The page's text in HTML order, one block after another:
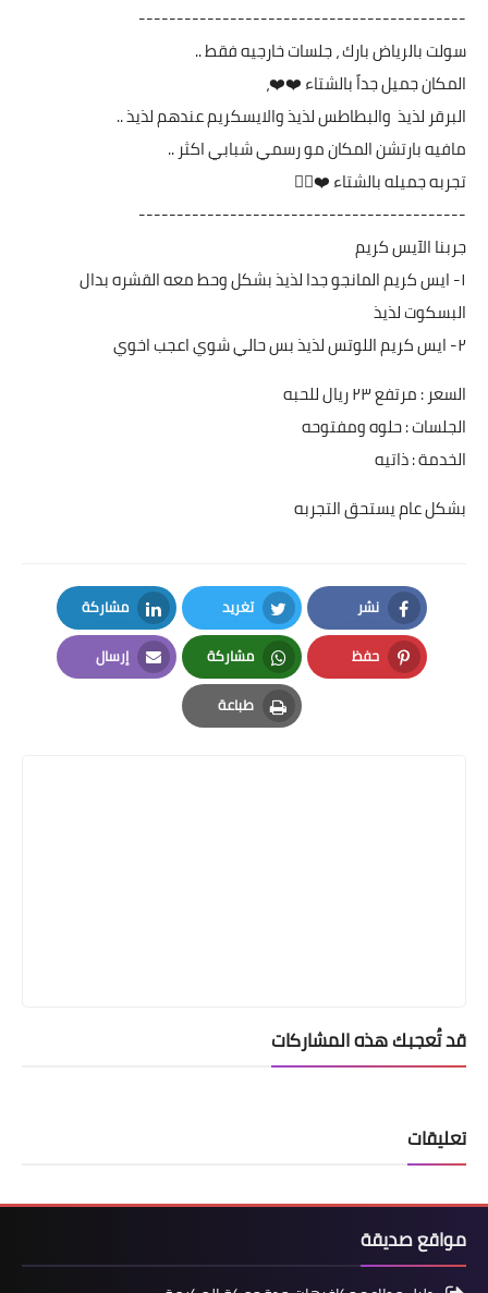
-------------------------------------------
سولت بالرياض بارك ، جلسات خارجيه فقط ..
المكان جميل جداً بالشتاء ❤️❤️،
البرقر لذيذ والبطاطس لذيذ والايسكريم عندهم لذيذ ..
مافيه بارتشن المكان مو رسمي شبابي اكثر ..
تجربه جميله بالشتاء ❤️👌🏼
-------------------------------------------
جربنا الآيس كريم
١- ايس كريم المانجو جدا لذيذ بشكل وحط معه القشره بدال
البسكوت لذيذ
٢- ايس كريم اللوتس لذيذ بس حالي شوي اعجب اخوي
السعر : مرتفع ٢٣ ريال للحبه
الجلسات : حلوه ومفتوحه
الخدمة : ذاتيه
بشكل عام يستحق التجربه
نشر
Facebook
تغريد
Twitter
مشاركة
LinkedIn
حفظ
Pinterest
مشاركة
Whatsapp
إرسال
Email
طباعة
Print
قد تُعجبك هذه المشاركات
تعليقات
مواقع صديقة